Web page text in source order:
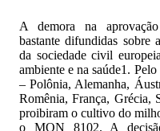
A demora na
bastante difundidas sobre
da sociedade civil
ambiente e na saúde1.
– Polônia, Alemanha,
Romênia, França, Grécia,
proibiram o cultivo do
o MON 8102. A